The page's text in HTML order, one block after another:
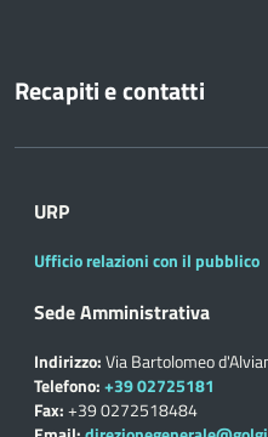
Recapiti e contatti
URP
Ufficio relazioni con il pubblico
Sede Amministrativa
Indirizzo:Via Bartolomeo
Telefono:+39 02725181
Fax:+39 0272518484